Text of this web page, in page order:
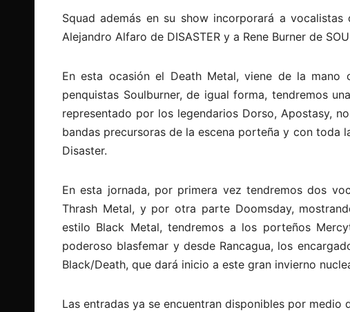
Squad además en su show incorporará a vocalistas
Alejandro Alfaro de DISASTER y a Rene Burner de
En esta ocasión el Death Metal, viene de la mano
penquistas Soulburner, de igual forma, tendremos
representado por los legendarios Dorso, Apostasy,
bandas precursoras de la escena porteña y con toda
Disaster.
En esta jornada, por primera vez tendremos dos
Thrash Metal, y por otra parte Doomsday,
estilo Black Metal, tendremos a los porteños
poderoso blasfemar y desde Rancagua, los
Black/Death, que dará inicio a este gran invierno
Las entradas ya se encuentran disponibles por medio